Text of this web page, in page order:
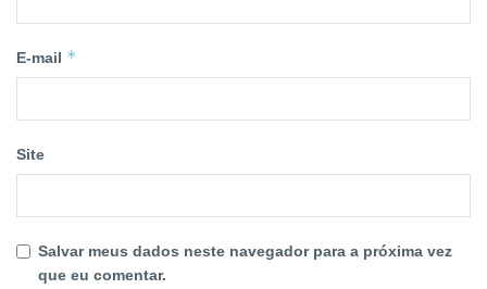
E-mail *
Site
Salvar meus dados neste navegador para a próxima vez
que eu comentar.